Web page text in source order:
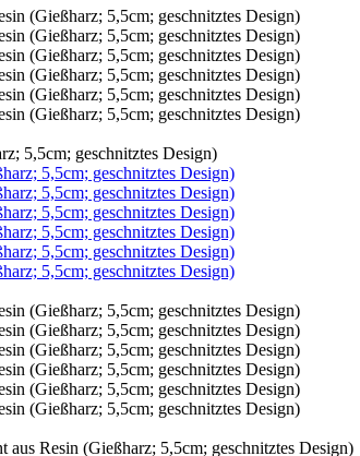
5,5cm; geschnitztes Design)